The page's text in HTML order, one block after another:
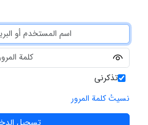
تذكرني
نسيتُ كلمة المرور